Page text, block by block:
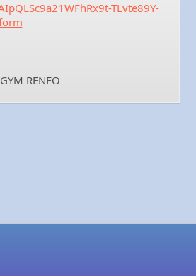
TLvte89Y-
GYM RENFO